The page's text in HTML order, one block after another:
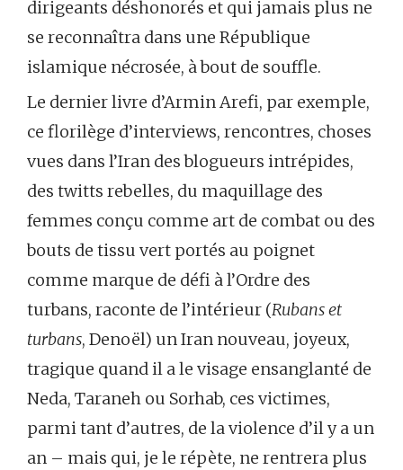
dirigeants déshonorés et qui jamais plus ne
se reconnaîtra dans une République
islamique nécrosée, à bout de souffle.
Le dernier livre d’Armin Arefi, par exemple,
ce florilège d’interviews, rencontres, choses
vues dans l’Iran des blogueurs intrépides,
des twitts rebelles, du maquillage des
femmes conçu comme art de combat ou des
bouts de tissu vert portés au poignet
comme marque de défi à l’Ordre des
turbans, raconte de l’intérieur (Rubans et
turbans, Denoël) un Iran nouveau, joyeux,
tragique quand il a le visage ensanglanté de
Neda, Taraneh ou Sorhab, ces victimes,
parmi tant d’autres, de la violence d’il y a un
an – mais qui, je le répète, ne rentrera plus